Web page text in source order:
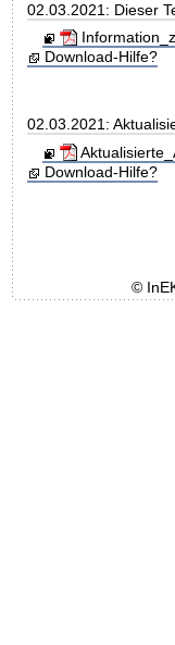
02.03.2021: Dieser
Download-Hilfe?
02.03.2021:
Download-Hilfe?
©